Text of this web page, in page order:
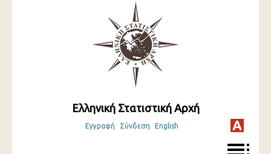
Ελληνική Στατιστική Αρχή
Εγγραφή Σύνδεση English